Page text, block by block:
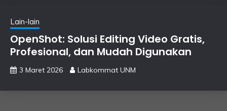
Lain-lain
OpenShot: Solusi Editing Video Gratis,
Profesional, dan Mudah Digunakan
3 Maret 2026 Labkommat UNM